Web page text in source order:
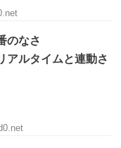
のなさ
アルタイムと連動さ